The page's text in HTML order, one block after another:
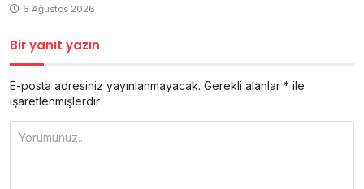
6 Ağustos 2026
Bir yanıt yazın
E-posta adresiniz yayınlanmayacak. Gerekli alanlar * ile
işaretlenmişlerdir